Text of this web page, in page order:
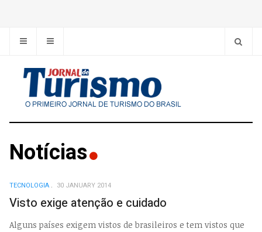
Notícias
TECNOLOGIA 30 JANUARY 2014
Visto exige atenção e cuidado
Alguns países exigem vistos de brasileiros e tem vistos que